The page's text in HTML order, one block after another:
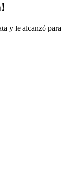
y le alcanzó para